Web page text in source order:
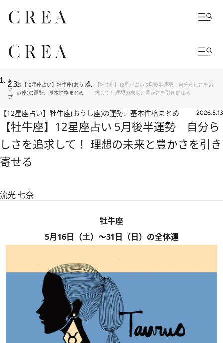
ト
ッ
プ
占
い
【12星座占い】牡牛座(おうし
座)の運勢、基本性格まとめ
【牡牛座】12星座占い 5月後半運勢 自分らしさを追
求して！ 理想の未来と豊かさを引き寄せる
【12星座占い】牡牛座(おうし座)の運勢、基本性格まとめ 2026.5.13
【牡牛座】12星座占い 5月後半運勢 自分ら
しさを追求して！ 理想の未来と豊かさを引き
寄せる
流光 七奈
牡牛座
5月16日（土）～31日（日）の全体運